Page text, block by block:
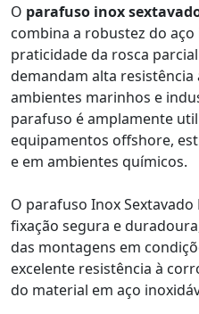
4SX5/8X3RP
PARAF ANSI
4SX5/8X3-
1/2RP
PARAF ANSI
4SX5/8X4RP
PARAF
4SX3/4X2-
1/2RP
PARAF ANSI
4SX3/4X3RP
PARAF
O parafuso inox
combina a robustez do aço
praticidade da rosca
demandam alta
ambientes marinhos e
parafuso é amplamente
equipamentos offshore,
e em ambientes químicos.
O parafuso Inox
fixação segura e
das montagens em
excelente resistência à
do material em aço